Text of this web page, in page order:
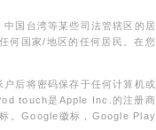
国台湾等某些司法管辖区的居
何国家/地区的任何居民。在您
后将密码保存于任何计算机或
touch是Apple Inc.的注册商
。Google徽标，Google Play